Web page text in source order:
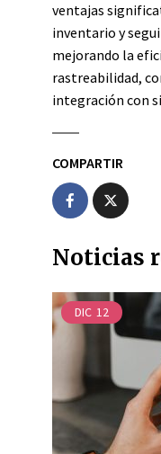
ventajas
inventario y
mejorando la
rastreabilidad,
integración con
COMPARTIR
Noticias
DIC 12